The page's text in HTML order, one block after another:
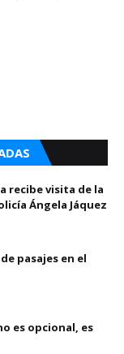
recibe visita de la
Ángela Jáquez
pasajes en el
es opcional, es